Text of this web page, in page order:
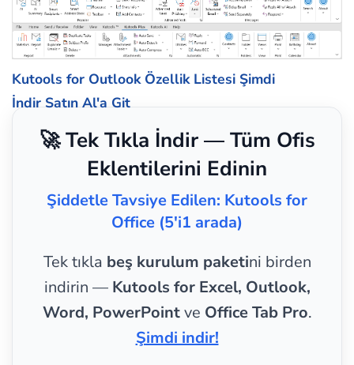
Kutools for Outlook Özellik Listesi Şimdi
İndir Satın Al'a Git
🚀 Tek Tıkla İndir — Tüm Ofis
Eklentilerini Edinin
Şiddetle Tavsiye Edilen: Kutools for
Office (5'i1 arada)
Tek tıkla beş kurulum paketini birden
indirin — Kutools for Excel, Outlook,
Word, PowerPointve Office Tab Pro.
Şimdi indir!